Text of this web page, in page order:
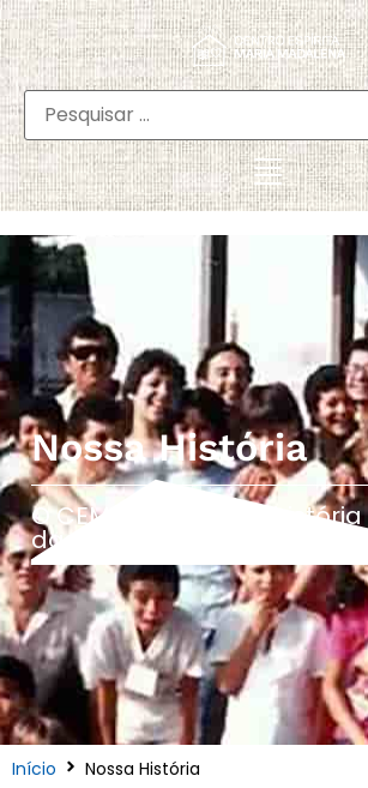
Nossa História
O CEMA e sua linda
das décadas
Início Nossa História